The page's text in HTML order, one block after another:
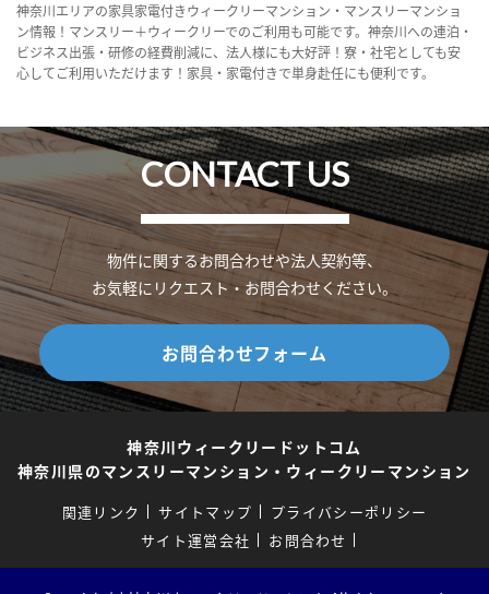
神奈川エリアの家具家電付きウィークリーマンション・マンスリーマンショ
ン情報！マンスリー＋ウィークリーでのご利用も可能です。神奈川への連泊・
ビジネス出張・研修の経費削減に、法人様にも大好評！寮・社宅としても安
心してご利用いただけます！家具・家電付きで単身赴任にも便利です。
CONTACT US
物件に関するお問合わせや法人契約等、
お気軽にリクエスト・お問合わせください。
お問合わせフォーム
神奈川ウィークリードットコム
神奈川県のマンスリーマンション・ウィークリーマンション
関連リンク サイトマップ
プライバシーポリシー
サイト運営会社
お問合わせ